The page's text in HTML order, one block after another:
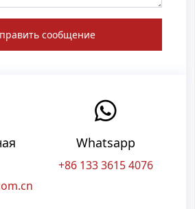
сообщение
Whatsapp
+86 133 3615 4076